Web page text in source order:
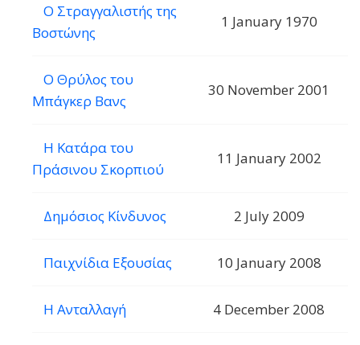
Ο Στραγγαλιστής της
Βοστώνης
1 January 1970
Ο Θρύλος του
Μπάγκερ Βανς
30 November 2001
Η Κατάρα του
Πράσινου Σκορπιού
11 January 2002
Δημόσιος Κίνδυνος 2 July 2009
Παιχνίδια Εξουσίας 10 January 2008
Η Ανταλλαγή 4 December 2008